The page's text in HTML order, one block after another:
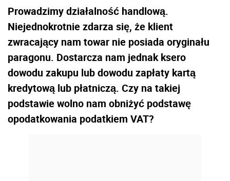
Prowadzimy działalność handlową.
Niejednokrotnie zdarza się, że klient
zwracający nam towar nie posiada oryginału
paragonu. Dostarcza nam jednak ksero
dowodu zakupu lub dowodu zapłaty kartą
kredytową lub płatniczą. Czy na takiej
podstawie wolno nam obniżyć podstawę
opodatkowania podat­kiem VAT?